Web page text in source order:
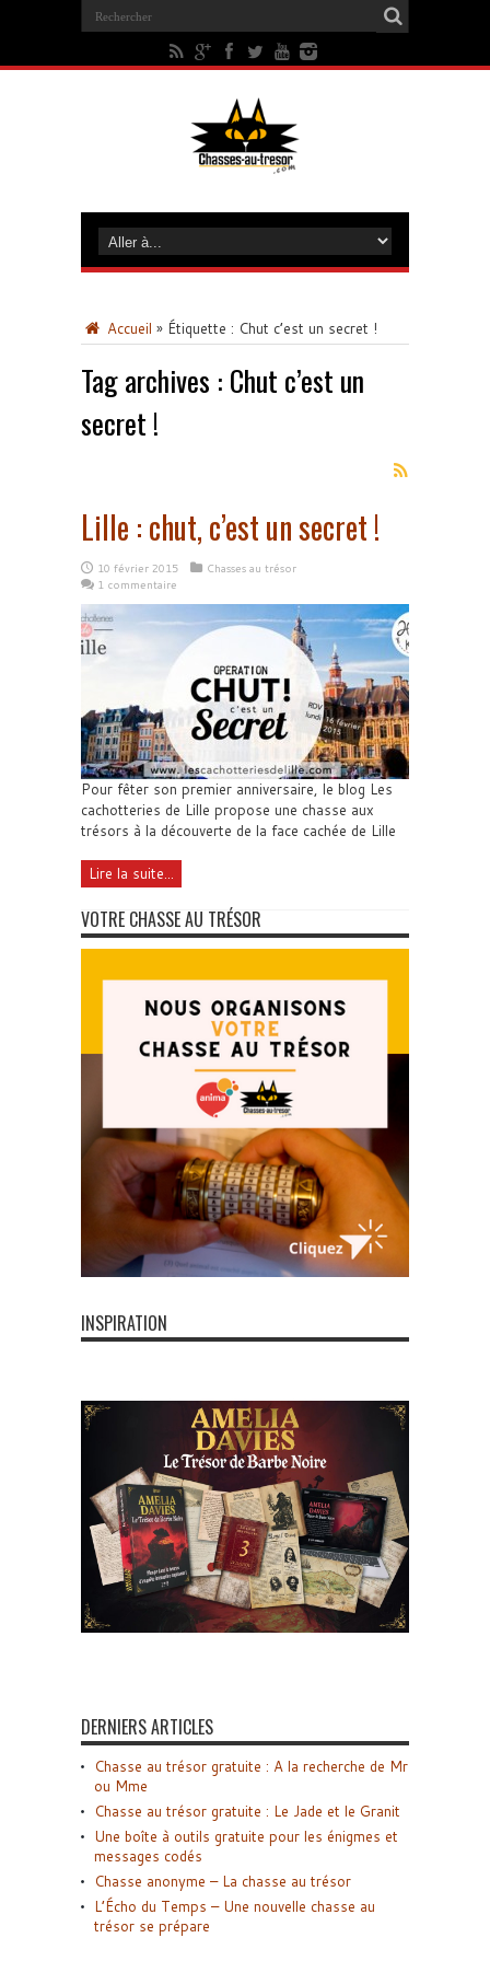
Accueil » Étiquette : Chut c’est un secret !
Tag archives : Chut c’est un
secret !
Lille : chut, c’est un secret !
10 février 2015
Chasses au trésor
1 commentaire
Pour fêter son premier anniversaire, le blog Les
cachotteries de Lille propose une chasse aux
trésors à la découverte de la face cachée de Lille
Lire la suite...
VOTRE CHASSE AU TRÉSOR
INSPIRATION
DERNIERS ARTICLES
Chasse au trésor gratuite : A la recherche de Mr
ou Mme
Chasse au trésor gratuite : Le Jade et le Granit
Une boîte à outils gratuite pour les énigmes et
messages codés
Chasse anonyme – La chasse au trésor
L’Écho du Temps – Une nouvelle chasse au
trésor se prépare